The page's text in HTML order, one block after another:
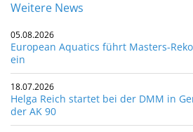
Weitere News
05.08.2026
European Aquatics führt Masters-
ein
18.07.2026
Helga Reich startet bei der DMM in
der AK 90